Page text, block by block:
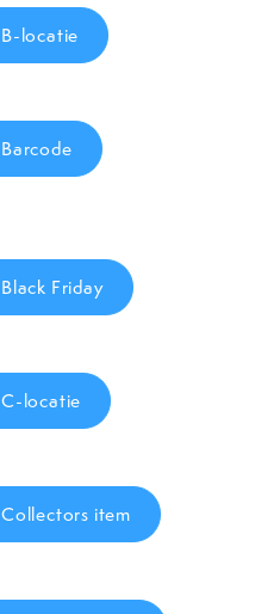
B-locatie
Barcode
Black Friday
C-locatie
Collectors item